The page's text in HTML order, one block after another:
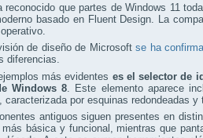
reconocido que partes de Windows 11
basado en Fluent Design. La
de diseño de Microsoftse ha
diferencias.
más evidentes es el selector de
Windows 8 . Este elemento aparece
caracterizada por esquinas redondeadas y
antiguos siguen presentes en
básica y funcional, mientras que